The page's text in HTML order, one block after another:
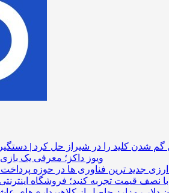
ویوز داکز؛ معرفی یک بازی